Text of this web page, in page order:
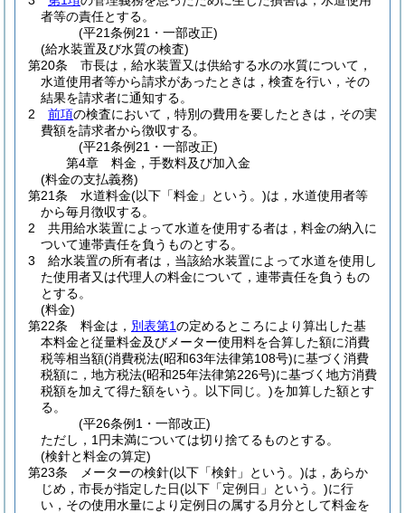
者等の責任とする。
(平21条例21・一部改正)
(給水装置及び水質の検査)
第20条
市長は，給水装置又は供給する水の水質について，
水道使用者等から請求があったときは，検査を行い，その
結果を請求者に通知する。
2
前項の検査において，特別の費用を要したときは，その実
費額を請求者から徴収する。
(平21条例21・一部改正)
第4章
料金，手数料及び加入金
(料金の支払義務)
第21条
水道料金(以下「料金」という。)は，水道使用者等
から毎月徴収する。
2
共用給水装置によって水道を使用する者は，料金の納入に
ついて連帯責任を負うものとする。
3
給水装置の所有者は，当該給水装置によって水道を使用し
た使用者又は代理人の料金について，連帯責任を負うもの
とする。
(料金)
第22条
料金は， 別表第1の定めるところにより算出した基
本料金と従量料金及びメーター使用料を合算した額に消費
税等相当額(消費税法(昭和63年法律第108号)に基づく消費
税額に，地方税法(昭和25年法律第226号)に基づく地方消費
税額を加えて得た額をいう。以下同じ。)を加算した額とす
る。
(平26条例1・一部改正)
ただし，1円未満については切り捨てるものとする。
(検針と料金の算定)
第23条
メーターの検針(以下「検針」という。)は，あらか
じめ，市長が指定した日(以下「定例日」という。)に行
い，その使用水量により定例日の属する月分として料金を